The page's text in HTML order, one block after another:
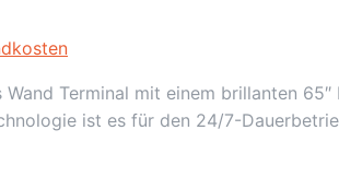
Wand Terminal mit einem brillanten
ist es für den 24/7-